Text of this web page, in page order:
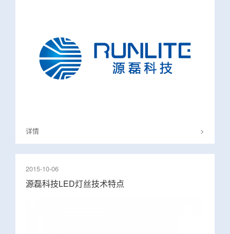
详情 >
2015-10-06
源磊科技LED灯丝技术特点